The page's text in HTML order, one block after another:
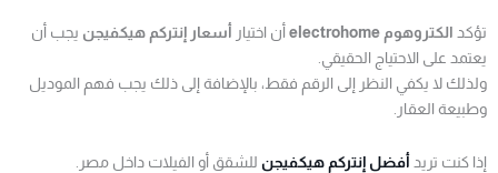
تؤكد الكتروهوم electrohome أن اختيار أسعار إنتركم هيكفيجن يجب أن
يعتمد على الاحتياج الحقيقي.
ولذلك لا يكفي النظر إلى الرقم فقط، بالإضافة إلى ذلك يجب فهم الموديل
وطبيعة العقار.
إذا كنت تريد أفضل إنتركم هيكفيجن للشقق أو الفيلات داخل مصر.